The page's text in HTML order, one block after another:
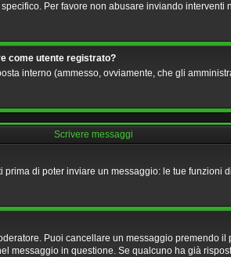
Per favore non abusare inviando
come utente registrato?
interno (ammesso, ovviamente, che gli
Scrivere messaggi
di poter inviare un messaggio: le tue
Puoi cancellare un messaggio
messaggio in questione. Se qualcuno ha già